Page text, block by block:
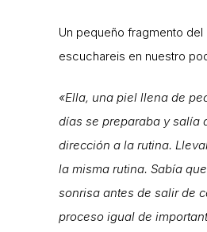
Un pequeño fragmento del
escuchareis en nuestro
«Ella, una piel llena de
días se preparaba y salía
dirección a la rutina.
la misma rutina. Sabía
sonrisa antes de salir de
proceso igual de